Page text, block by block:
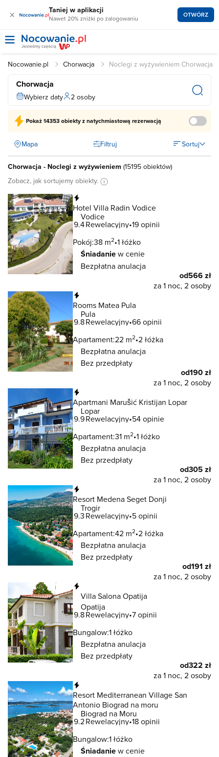
× Taniej w aplikacji
Nawet 20% zniżki po zalogowaniu OTWÓRZ
Nocowanie.pl Chorwacja Noclegi z wyżywieniem Chorwacja
Chorwacja
Wybierz daty 2 osoby
Pokaż14353 obiektyz natychmiastową rezerwacją
Mapa Filtruj Sortuj
Chorwacja - Noclegi z wyżywieniem (15195 obiektów)
Zobacz, jak sortujemy obiekty.
Hotel Villa Radin Vodice
Vodice
9.4Rewelacyjny 19 opinii
Pokój:38 m2 1 łóżko
Śniadaniew cenie
Bezpłatna anulacja
od566 zł
za 1 noc, 2 osoby
Rooms Matea Pula
Pula
9.8Rewelacyjny 66 opinii
Apartament:22 m2 2 łóżka
Bezpłatna anulacja
Bez przedpłaty
od190 zł
za 1 noc, 2 osoby
Apartmani Marušić Kristijan Lopar
Lopar
9.9Rewelacyjny 54 opinie
Apartament:31 m2 1 łóżko
Bezpłatna anulacja
Bez przedpłaty
od305 zł
za 1 noc, 2 osoby
Resort Medena Seget Donji
Trogir
9.3Rewelacyjny 5 opinii
Apartament:42 m2 2 łóżka
Bezpłatna anulacja
Bez przedpłaty
od191 zł
za 1 noc, 2 osoby
Villa Salona Opatija
Opatija
9.8Rewelacyjny 7 opinii
Bungalow:1 łóżko
Bezpłatna anulacja
Bez przedpłaty
od322 zł
za 1 noc, 2 osoby
Resort Mediterranean Village San
Antonio Biograd na moru
Biograd na Moru
9.2Rewelacyjny 18 opinii
Bungalow:1 łóżko
Śniadaniew cenie